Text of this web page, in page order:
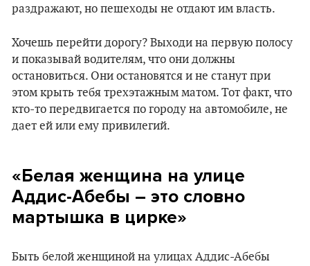
раздражают, но пешеходы не отдают им власть.
Хочешь перейти дорогу? Выходи на первую полосу
и показывай водителям, что они должны
остановиться. Они остановятся и не станут при
этом крыть тебя трехэтажным матом. Тот факт, что
кто-то передвигается по городу на автомобиле, не
дает ей или ему привилегий.
«Белая женщина на улице
Аддис-Абебы – это словно
мартышка в цирке»
Быть белой женщиной на улицах Аддис-Абебы